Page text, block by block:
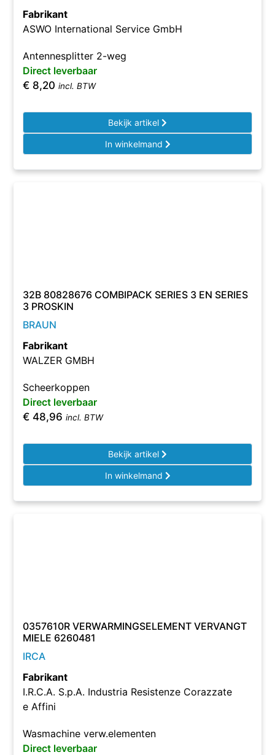
Fabrikant
ASWO International Service GmbH
Antennesplitter 2-weg
Direct leverbaar
€ 8,20 incl. BTW
Bekijk artikel
In winkelmand
32B 80828676 COMBIPACK SERIES 3 EN SERIES
3 PROSKIN
BRAUN
Fabrikant
WALZER GMBH
Scheerkoppen
Direct leverbaar
€ 48,96 incl. BTW
Bekijk artikel
In winkelmand
0357610R VERWARMINGSELEMENT VERVANGT
MIELE 6260481
IRCA
Fabrikant
I.R.C.A. S.p.A. Industria Resistenze Corazzate
e Affini
Wasmachine verw.elementen
Direct leverbaar